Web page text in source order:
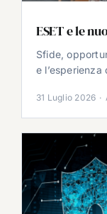
ESET e le
Sfide,
e l’esperienza
31 Luglio 2026 ·